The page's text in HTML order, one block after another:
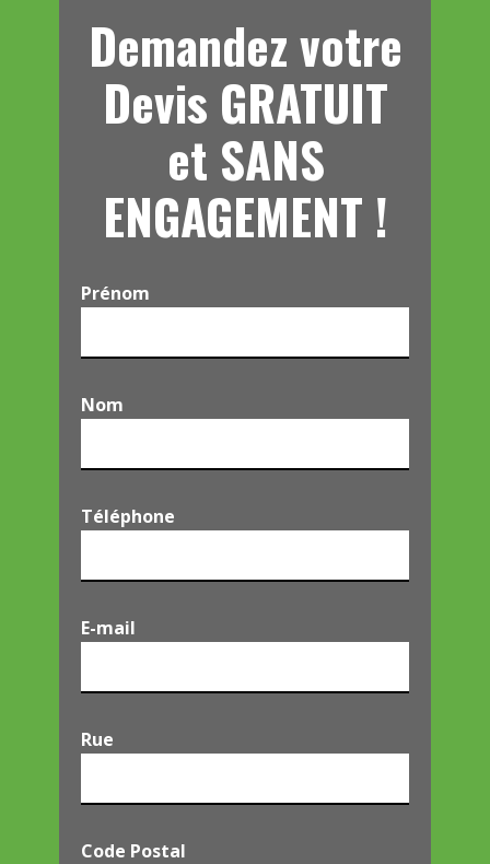
Demandez votre
Devis GRATUIT
et SANS
ENGAGEMENT !
Prénom
Nom
Téléphone
E-mail
Rue
Code Postal